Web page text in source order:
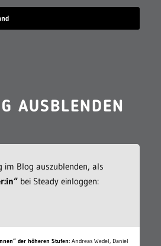
AUSBLENDEN
im Blog auszublenden, als
bei Steady einloggen:
der höheren Stufen: Andreas Wedel, Daniel